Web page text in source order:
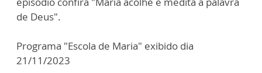
de Deus".
Programa "Escola de Maria" exibido dia
21/11/2023